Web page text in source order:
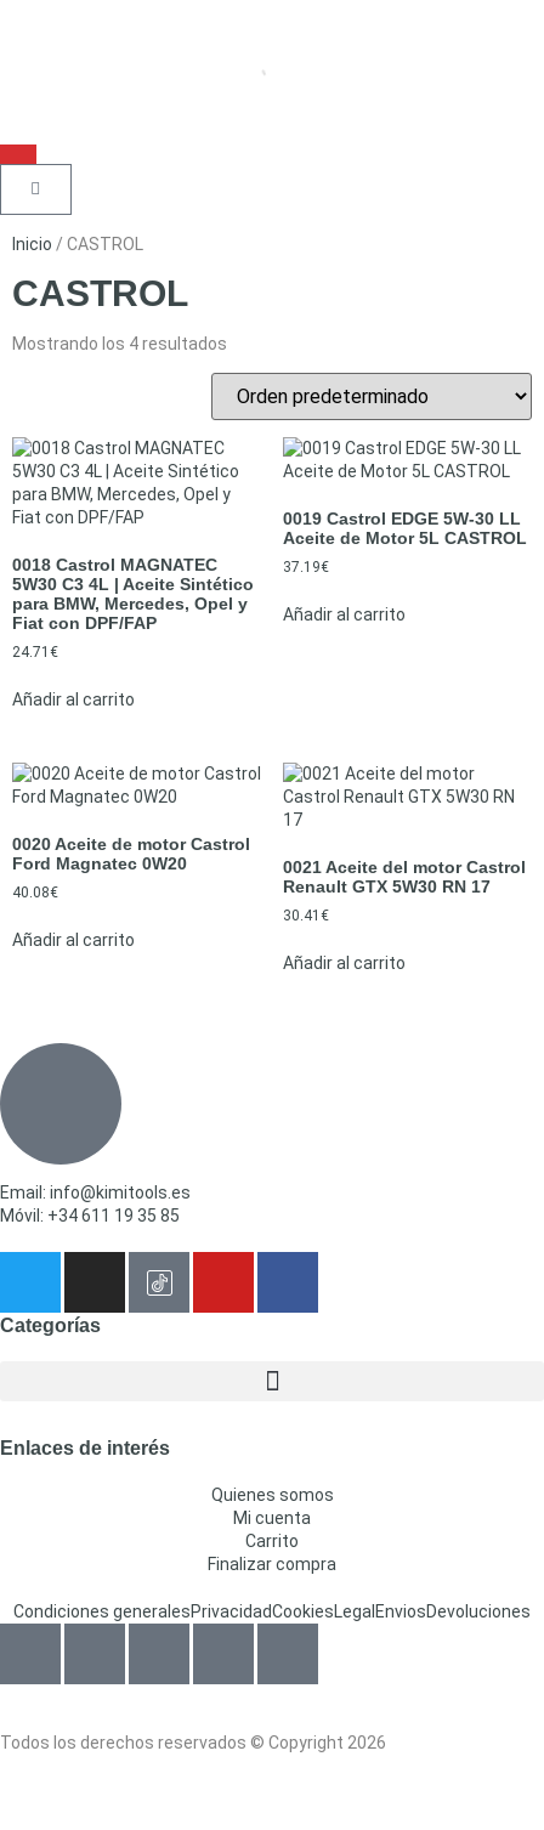
Inicio / CASTROL
CASTROL
Mostrando los 4 resultados
0018 Castrol MAGNATEC
5W30 C3 4L | Aceite Sintético
para BMW, Mercedes, Opel y
Fiat con DPF/FAP
24.71 €
Añadir al carrito
0019 Castrol EDGE 5W-30 LL
Aceite de Motor 5L CASTROL
37.19€
Añadir al carrito
0020 Aceite de motor Castrol
Ford Magnatec 0W20
40.08€
Añadir al carrito
0021 Aceite del motor Castrol
Renault GTX 5W30 RN 17
30.41 €
Añadir al carrito
Email: info@kimitools.es
Móvil: +34 611 19 35 85
Categorías
Enlaces de interés
Quienes somos
Mi cuenta
Carrito
Finalizar compra
Condiciones generalesPrivacidadCookiesLegal EnviosDevoluciones
Todos los derechos reservados © Copyright 2026